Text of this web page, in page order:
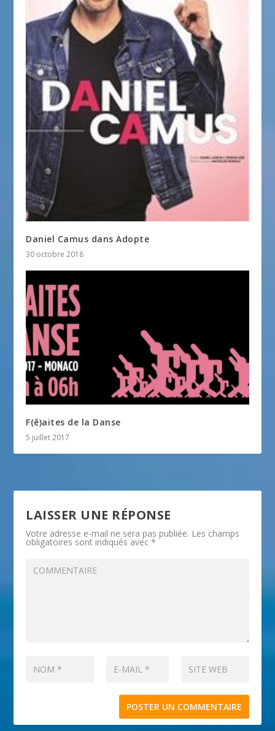
Daniel Camus dans Adopte
30 octobre 2018
F(ê)aites de la Danse
5 juillet 2017
LAISSER UNE RÉPONSE
Votre adresse e-mail ne sera pas publiée. Les champs
obligatoires sont indiqués avec*